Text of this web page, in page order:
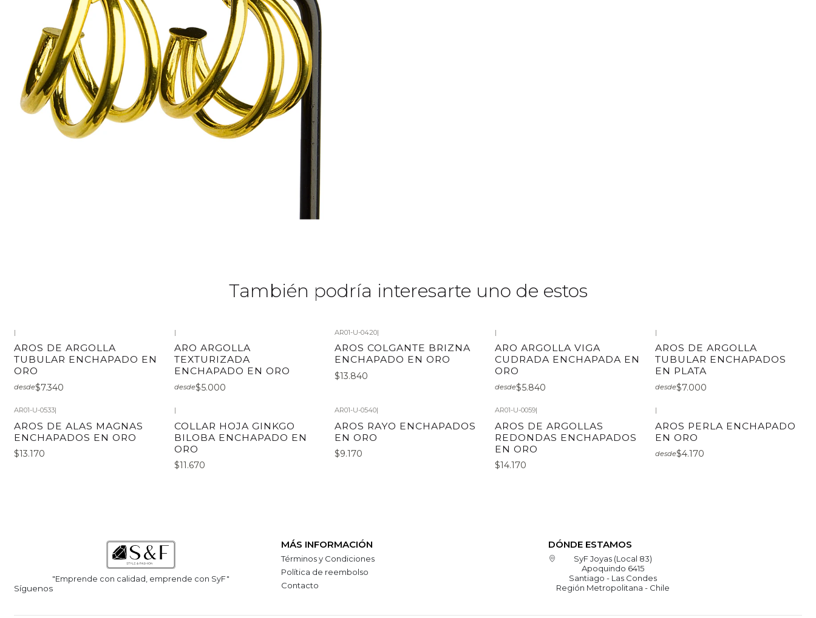
También podría interesarte uno de estos
|
AROS DE ARGOLLA
TUBULAR ENCHAPADO EN
ORO
desde$7.340
|
ARO ARGOLLA
TEXTURIZADA
ENCHAPADO EN ORO
desde$5.000
AR01-U-0420|
AROS COLGANTE BRIZNA
ENCHAPADO EN ORO
$13.840
|
ARO ARGOLLA VIGA
CUDRADA ENCHAPADA EN
ORO
desde$5.840
|
AROS DE ARGOLLA
TUBULAR ENCHAPADOS
EN PLATA
desde$7.000
AR01-U-0533|
AROS DE ALAS MAGNAS
ENCHAPADOS EN ORO
$13.170
|
COLLAR HOJA GINKGO
BILOBA ENCHAPADO EN
ORO
$11.670
AR01-U-0540|
AROS RAYO ENCHAPADOS
EN ORO
$9.170
AR01-U-0059|
AROS DE ARGOLLAS
REDONDAS ENCHAPADOS
EN ORO
$14.170
|
AROS PERLA ENCHAPADO
EN ORO
desde$4.170
"Emprende con calidad, emprende con SyF"
Síguenos
MÁS INFORMACIÓN
Términos y Condiciones
Política de reembolso
Contacto
DÓNDE ESTAMOS
SyF Joyas (Local 83)
Apoquindo 6415
Santiago - Las Condes
Región Metropolitana - Chile